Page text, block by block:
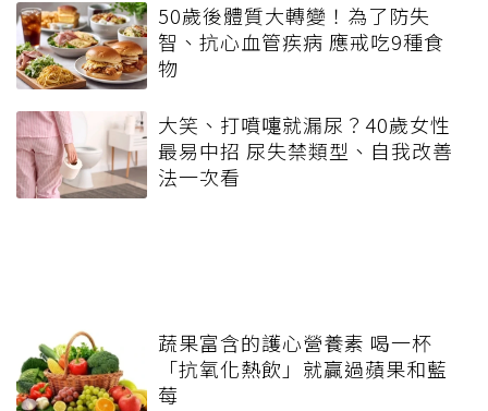
50歲後體質大轉變！為了防失
智、抗心血管疾病 應戒吃9種食
物
大笑、打噴嚏就漏尿？40歲女性
最易中招 尿失禁類型、自我改善
法一次看
蔬果富含的護心營養素 喝一杯
「抗氧化熱飲」就贏過蘋果和藍
莓